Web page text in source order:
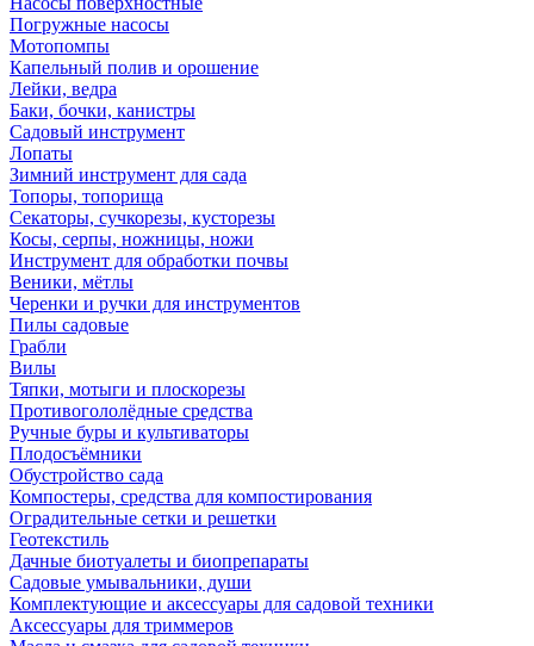
Погружные насосы
Мотопомпы
Капельный полив и орошение
Лейки, ведра
Баки, бочки, канистры
Садовый инструмент
Лопаты
Зимний инструмент для сада
Топоры, топорища
Секаторы, сучкорезы, кусторезы
Косы, серпы, ножницы, ножи
Инструмент для обработки почвы
Веники, мётлы
Черенки и ручки для инструментов
Пилы садовые
Грабли
Вилы
Тяпки, мотыги и плоскорезы
Противогололёдные средства
Ручные буры и культиваторы
Плодосъёмники
Обустройство сада
Компостеры, средства для компостирования
Оградительные сетки и решетки
Геотекстиль
Дачные биотуалеты и биопрепараты
Садовые умывальники, души
Комплектующие и аксессуары для садовой техники
Аксессуары для триммеров